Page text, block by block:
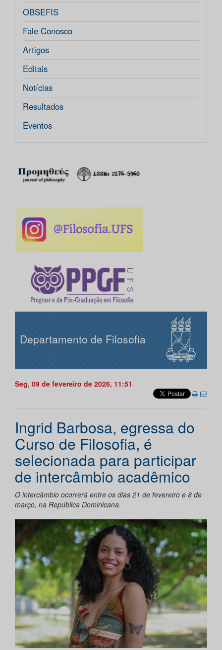
OBSEFIS
Fale Conosco
Artigos
Editais
Notícias
Resultados
Eventos
Departamento de Filosofia
Seg, 09 de fevereiro de 2026, 11:51
Ingrid Barbosa, egressa do
Curso de Filosofia, é
selecionada para participar
de intercâmbio acadêmico
O intercâmbio ocorrerá entre os dias 21 de fevereiro e 8 de
março, na República Dominicana.